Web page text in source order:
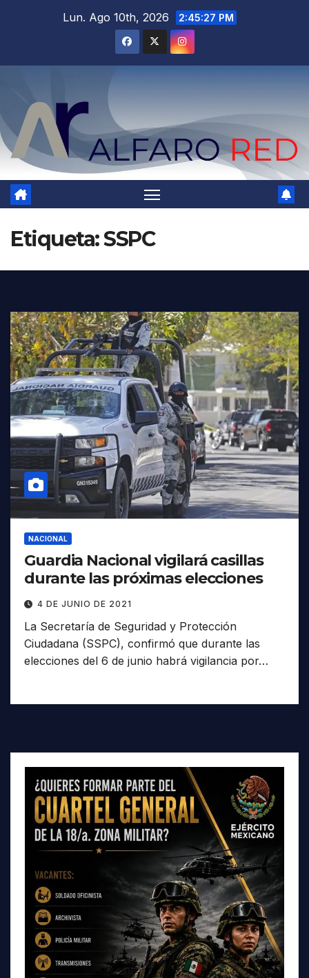
Lun. Ago 10th, 2026 2:45:28 PM
Etiqueta:SSPC
NACIONAL
Guardia Nacional vigilará casillas
durante las próximas elecciones
4 DE JUNIO DE 2021
La Secretaría de Seguridad y Protección
Ciudadana (SSPC), confirmó que durante las
elecciones del 6 de junio habrá vigilancia por…